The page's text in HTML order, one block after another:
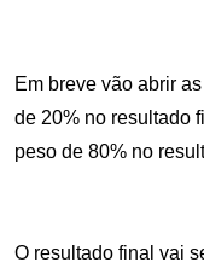
Em breve vão abrir
de 20% no resultado
peso de 80% no
O resultado final vai